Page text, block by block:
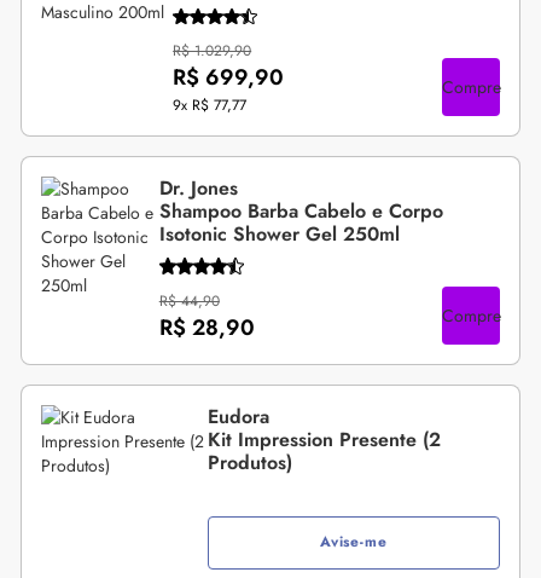
R$ 1.029,90
R$ 699,90
9x R$ 77,77
Compre
Dr. Jones
Shampoo Barba Cabelo e Corpo
Isotonic Shower Gel 250ml
R$ 44,90
R$ 28,90 Compre
Eudora
Kit Impression Presente (2
Produtos)
Avise-me